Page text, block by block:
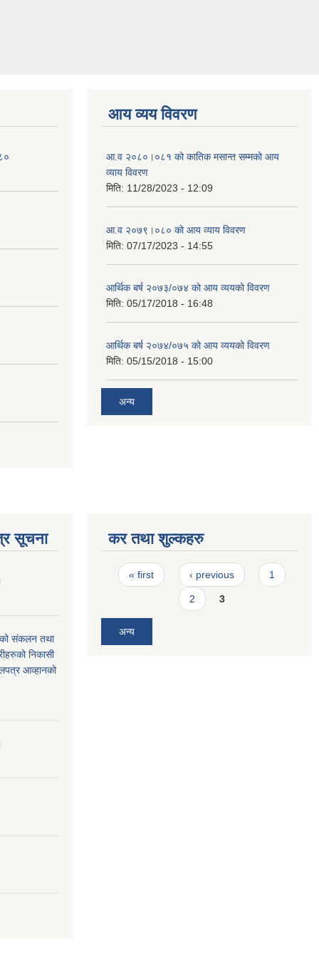
आय व्यय विवरण
आ.व २०८०।०८१ को कातिक मसान्त सम्मको आय
व्याय विवरण
मिति: 11/28/2023 - 12:09
आ.व २०७९।०८० को आय व्याय विवरण
मिति: 07/17/2023 - 14:55
आर्थिक बर्ष २०७३/०७४ को आय व्ययको विवरण
मिति: 05/17/2018 - 16:48
आर्थिक बर्ष २०७४/०७५ को आय व्ययको विवरण
मिति: 05/15/2018 - 15:00
अन्य
सूचना
संकलन तथा
निकासी
आव्हानको
कर तथा शुल्कहरु
Pages
« first ‹ previous 1
2 3
अन्य